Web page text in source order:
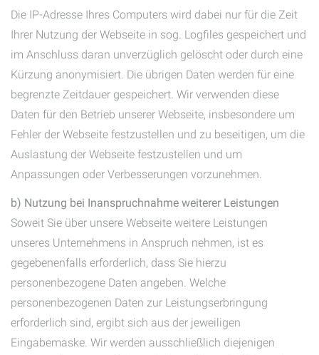
Die IP-Adresse Ihres Computers wird dabei nur für die Zeit
Ihrer Nutzung der Webseite in sog. Logfiles gespeichert und
im Anschluss daran unverzüglich gelöscht oder durch eine
Kürzung anonymisiert. Die übrigen Daten werden für eine
begrenzte Zeitdauer gespeichert. Wir verwenden diese
Daten für den Betrieb unserer Webseite, insbesondere um
Fehler der Webseite festzustellen und zu beseitigen, um die
Auslastung der Webseite festzustellen und um
Anpassungen oder Verbesserungen vorzunehmen.
b) Nutzung bei Inanspruchnahme weiterer Leistungen
Soweit Sie über unsere Webseite weitere Leistungen
unseres Unternehmens in Anspruch nehmen, ist es
gegebenenfalls erforderlich, dass Sie hierzu
personenbezogene Daten angeben. Welche
personenbezogenen Daten zur Leistungserbringung
erforderlich sind, ergibt sich aus der jeweiligen
Eingabemaske. Wir werden ausschließlich diejenigen